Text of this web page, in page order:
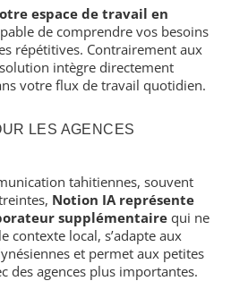
espace de travail en
de comprendre vos besoins
répétitives. Contrairement aux
intègre directement
votre flux de travail quotidien.
LES AGENCES
tahitiennes, souvent
Notion IA représente
supplémentaire qui ne
contexte local, s’adapte aux
et permet aux petites
des agences plus importantes.